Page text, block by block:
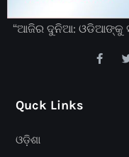
“ଆଜିର ଦୁନିଆ: ଓଡିଆଙ୍କୁ
Quck Links
ଓଡ଼ିଶା